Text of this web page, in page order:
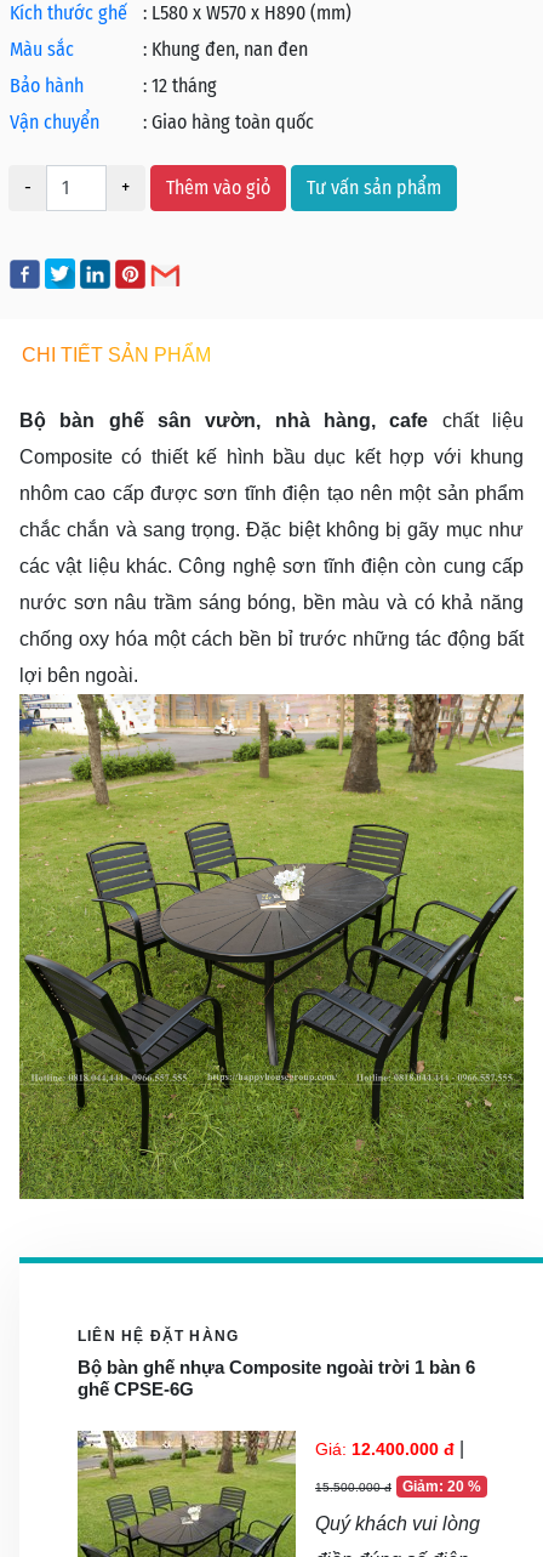
Kích thước ghế
: L580 x W570 x H890 (mm)
Màu sắc
: Khung đen, nan đen
Bảo hành
: 12 tháng
Vận chuyển
: Giao hàng toàn quốc
- + Thêm vào giỏ Tư vấn sản phẩm
CHI TIẾT SẢN PHẨM
Bộ bàn ghế sân vườn, nhà hàng, cafe chất liệu
Composite có thiết kế hình bầu dục kết hợp với khung
nhôm cao cấp được sơn tĩnh điện tạo nên một sản phẩm
chắc chắn và sang trọng. Đặc biệt không bị gãy mục như
các vật liệu khác. Công nghệ sơn tĩnh điện còn cung cấp
nước sơn nâu trầm sáng bóng, bền màu và có khả năng
chống oxy hóa một cách bền bỉ trước những tác động bất
lợi bên ngoài.
LIÊN HỆ ĐẶT HÀNG
Bộ bàn ghế nhựa Composite ngoài trời 1 bàn 6
ghế CPSE-6G
Giá: 12.400.000 đ
15.500.000 đ Giảm: 20 %
Quý khách vui lòng